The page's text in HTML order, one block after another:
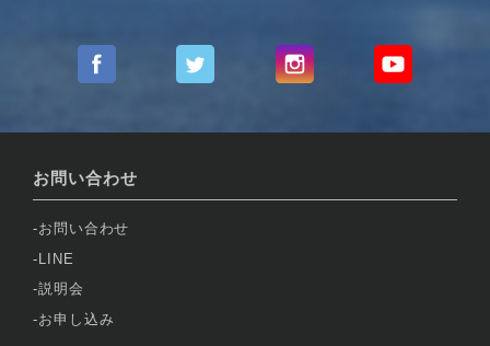
お問い合わせ
お問い合わせ
LINE
説明会
お申し込み